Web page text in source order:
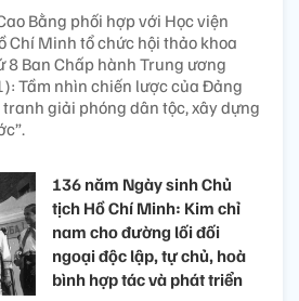
Bằng phối hợp với Học viện
Chí Minh tổ chức hội thảo khoa
8 Ban Chấp hành Trung ương
Tầm nhìn chiến lược của Đảng
giải phóng dân tộc, xây dựng
136 năm Ngày sinh Chủ
tịch Hồ Chí Minh: Kim chỉ
nam cho đường lối đối
ngoại độc lập, tự chủ, hoà
bình hợp tác và phát triển